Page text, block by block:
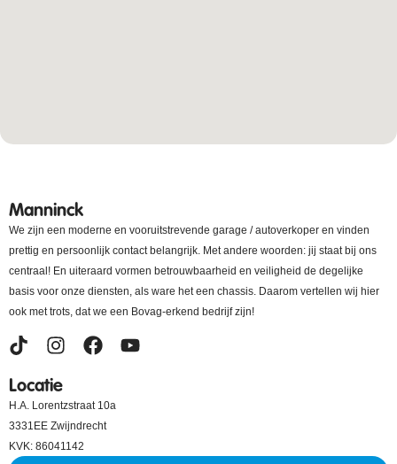
Manninck
We zijn een moderne en vooruitstrevende garage / autoverkoper en vinden
prettig en persoonlijk contact belangrijk. Met andere woorden: jij staat bij ons
centraal! En uiteraard vormen betrouwbaarheid en veiligheid de degelijke
basis voor onze diensten, als ware het een chassis. Daarom vertellen wij hier
ook met trots, dat we een Bovag-erkend bedrijf zijn!
Locatie
H.A. Lorentzstraat 10a
3331EE Zwijndrecht
KVK: 86041142